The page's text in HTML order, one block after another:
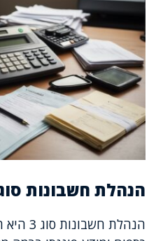
הנהלת חשבונות סוג
הנהלת